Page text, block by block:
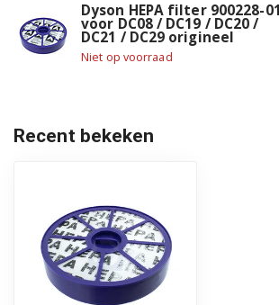
Dyson HEPA filter 900228-01
voor DC08 / DC19 / DC20 /
DC21 / DC29 origineel
Niet op voorraad
Recent bekeken